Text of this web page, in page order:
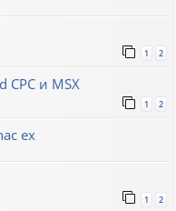
1 2
и MSX
1 2
ex
1 2